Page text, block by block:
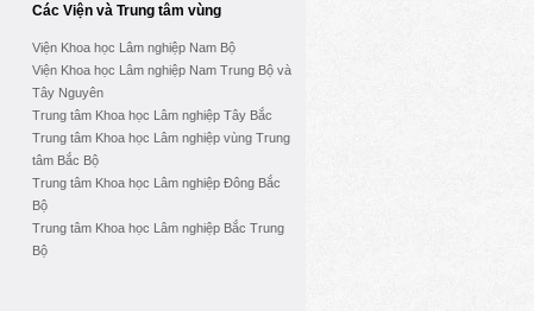
Các Viện và Trung tâm vùng
Viện Khoa học Lâm nghiệp Nam Bộ
Viện Khoa học Lâm nghiệp Nam Trung Bộ và
Tây Nguyên
Trung tâm Khoa học Lâm nghiệp Tây Bắc
Trung tâm Khoa học Lâm nghiệp vùng Trung
tâm Bắc Bộ
Trung tâm Khoa học Lâm nghiệp Đông Bắc
Bộ
Trung tâm Khoa học Lâm nghiệp Bắc Trung
Bộ